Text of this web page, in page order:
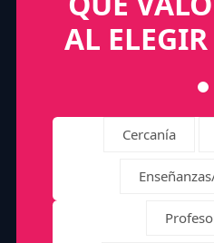
AL
Cercanía